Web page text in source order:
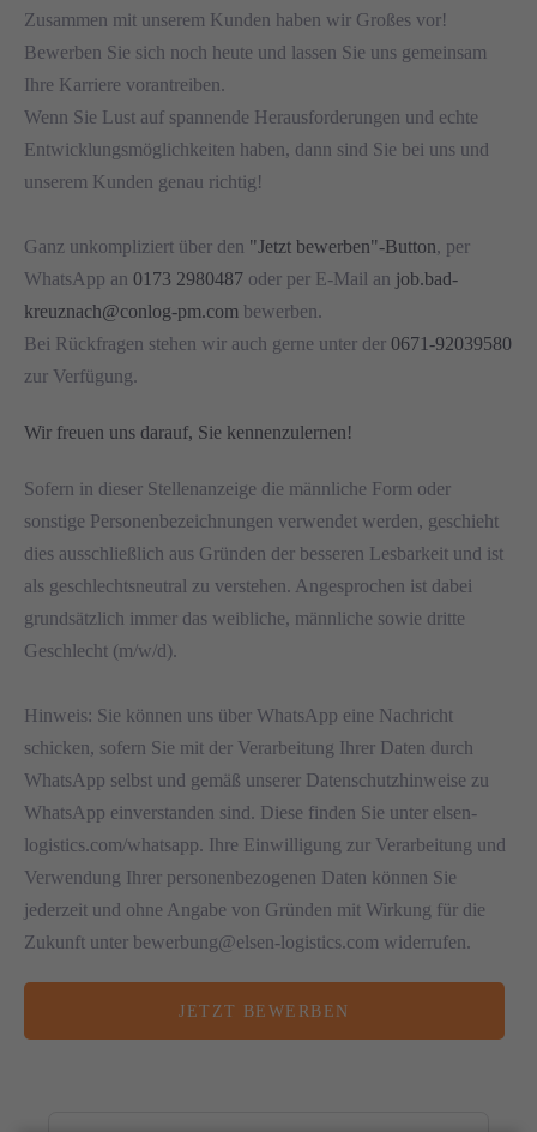
Zusammen mit unserem Kunden haben wir Großes vor!
Bewerben Sie sich noch heute und lassen Sie uns gemeinsam
Ihre Karriere vorantreiben.
Wenn Sie Lust auf spannende Herausforderungen und echte
Entwicklungsmöglichkeiten haben, dann sind Sie bei uns und
unserem Kunden genau richtig!
Ganz unkompliziert über den "Jetzt bewerben"-Button, per
WhatsApp an 0173 2980487 oder per E-Mail an job.bad-
kreuznach@conlog-pm.com bewerben.
Bei Rückfragen stehen wir auch gerne unter der 0671-92039580
zur Verfügung.
Wir freuen uns darauf, Sie kennenzulernen!
Sofern in dieser Stellenanzeige die männliche Form oder
sonstige Personenbezeichnungen verwendet werden, geschieht
dies ausschließlich aus Gründen der besseren Lesbarkeit und ist
als geschlechtsneutral zu verstehen. Angesprochen ist dabei
grundsätzlich immer das weibliche, männliche sowie dritte
Geschlecht (m/w/d).
Hinweis: Sie können uns über WhatsApp eine Nachricht
schicken, sofern Sie mit der Verarbeitung Ihrer Daten durch
WhatsApp selbst und gemäß unserer Datenschutzhinweise zu
WhatsApp einverstanden sind. Diese finden Sie unter elsen-
logistics.com/whatsapp. Ihre Einwilligung zur Verarbeitung und
Verwendung Ihrer personenbezogenen Daten können Sie
jederzeit und ohne Angabe von Gründen mit Wirkung für die
Zukunft unter bewerbung@elsen-logistics.com widerrufen.
JETZT BEWERBEN